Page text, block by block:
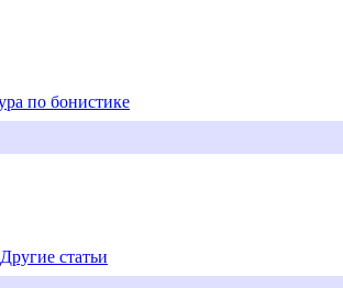
по бонистике
статьи